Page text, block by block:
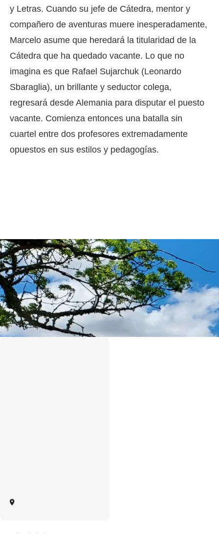
y Letras. Cuando su jefe de Cátedra, mentor y
compañero de aventuras muere inesperadamente,
Marcelo asume que heredará la titularidad de la
Cátedra que ha quedado vacante. Lo que no
imagina es que Rafael Sujarchuk (Leonardo
Sbaraglia), un brillante y seductor colega,
regresará desde Alemania para disputar el puesto
vacante. Comienza entonces una batalla sin
cuartel entre dos profesores extremadamente
opuestos en sus estilos y pedagogías.